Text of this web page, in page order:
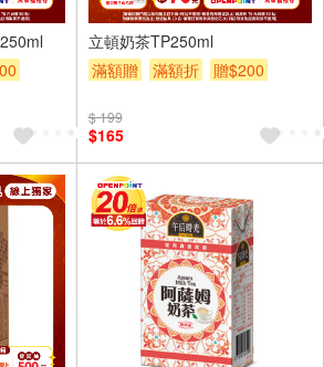
24入 24入
立頓奶茶TP250ml
滿額贈
滿額折 贈$200
$ 199
$165